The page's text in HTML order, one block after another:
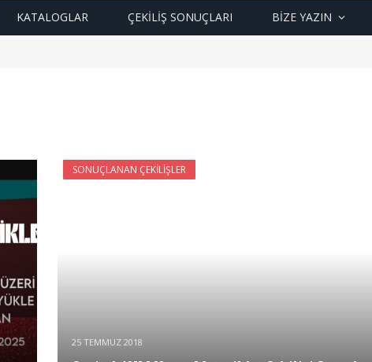
KATALOGLAR ÇEKİLİŞ SONUÇLARI BIZE YAZIN
SONUÇLANAN ÇEKILIŞLER
25 TEMMUZ 2018